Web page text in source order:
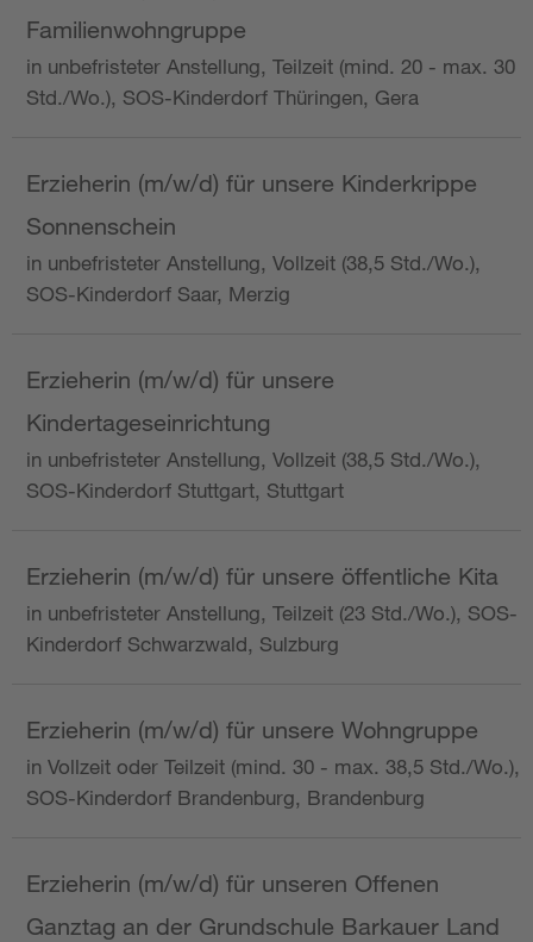
Familienwohngruppe
in unbefristeter Anstellung, Teilzeit (mind. 20 - max. 30
Std./Wo.), SOS-Kinderdorf Thüringen, Gera
Erzieherin (m/w/d) für unsere Kinderkrippe
Sonnenschein
in unbefristeter Anstellung, Vollzeit (38,5 Std./Wo.),
SOS-Kinderdorf Saar, Merzig
Erzieherin (m/w/d) für unsere
Kindertageseinrichtung
in unbefristeter Anstellung, Vollzeit (38,5 Std./Wo.),
SOS-Kinderdorf Stuttgart, Stuttgart
Erzieherin (m/w/d) für unsere öffentliche Kita
in unbefristeter Anstellung, Teilzeit (23 Std./Wo.), SOS-
Kinderdorf Schwarzwald, Sulzburg
Erzieherin (m/w/d) für unsere Wohngruppe
in Vollzeit oder Teilzeit (mind. 30 - max. 38,5 Std./Wo.),
SOS-Kinderdorf Brandenburg, Brandenburg
Erzieherin (m/w/d) für unseren Offenen
Ganztag an der Grundschule Barkauer Land